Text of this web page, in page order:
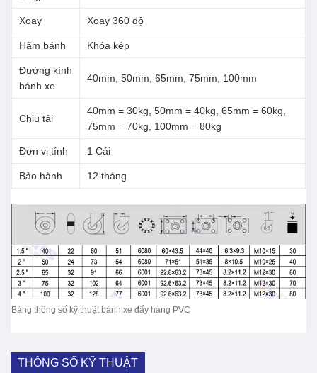
Xoay Xoay 360 độ
Hãm bánh Khóa kép
Đường kính
bánh xe
40mm, 50mm, 65mm, 75mm, 100mm
Chịu tải
40mm = 30kg, 50mm = 40kg, 65mm = 60kg,
75mm = 70kg, 100mm = 80kg
Đơn vị tính 1 Cái
Bảo hành 12 tháng
Bảng thông số kỹ thuật bánh xe đẩy hàng PVC
THÔNG SỐ KỸ THUẬT